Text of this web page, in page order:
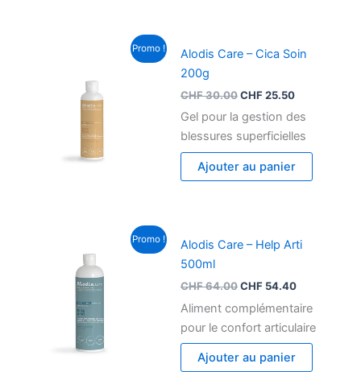
Promo !
Alodis Care – Cica Soin
200g
CHF30.00
prix
CHF 30.00.
CHF25.50
prix
CHF 25.50.
Gel pour la gestion des
blessures superficielles
Ajouter au panier
Promo !
Alodis Care – Help Arti
500ml
CHF64.00
prix
CHF 64.00.
CHF 54.40
prix
CHF 54.40.
Aliment complémentaire
pour le confort articulaire
Ajouter au panier